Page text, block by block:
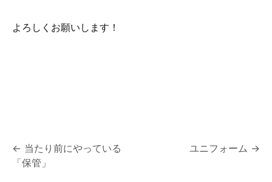
よろしくお願いします！
投
稿
← 当たり前にやっている
「保管」
ユニフォーム →